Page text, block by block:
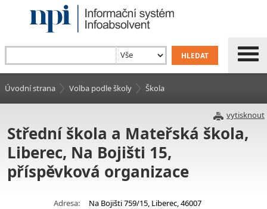
Úvodní strana Volba podle školy Škola
vytisknout
Střední škola a Mateřská škola,
Liberec, Na Bojišti 15,
příspěvková organizace
Adresa:
Na Bojišti 759/15, Liberec, 46007